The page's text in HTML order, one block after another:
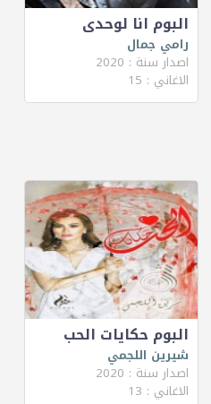
البوم انا لوحدى
رامي جمال
اصدار سنة : 2020
الاغاني : 15
البوم حكايات الحب
شيرين اللجمي
اصدار سنة : 2020
الاغاني : 13